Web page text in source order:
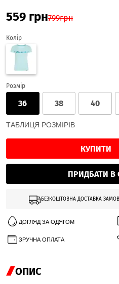
559 грн799грн
Колір
Розмір
36 38 40
ТАБЛИЦЯ РОЗМІРІВ
КУПИТИ
ПРИДБАТИ В
БЕЗКОШТОВНА ДОСТАВКА
ДОГЛЯД ЗА ОДЯГОМ
ЗРУЧНА ОПЛАТА
ОПИС